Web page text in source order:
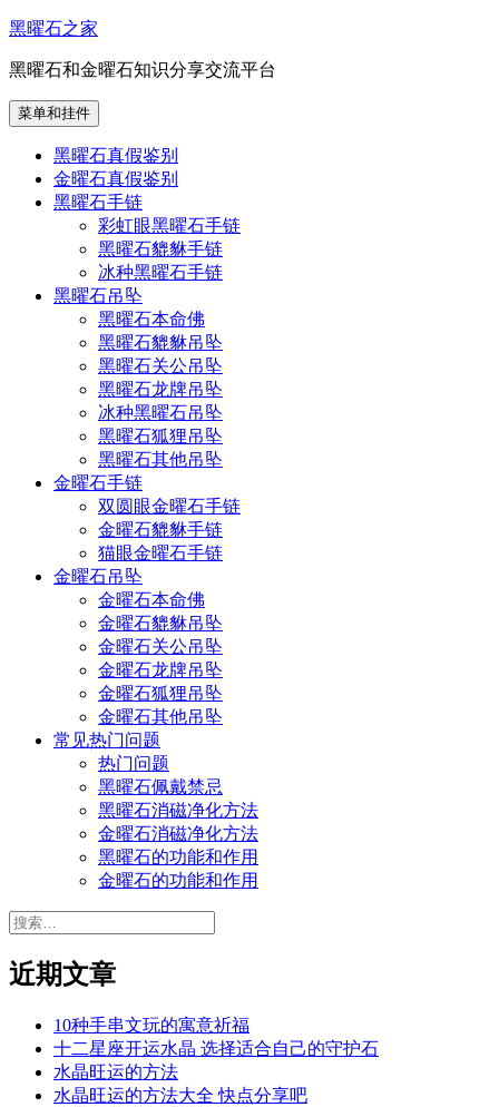
跳
内
容
黑曜石之家
黑曜石和金曜石知识分享交流平台
菜单和挂件
黑曜石真假鉴别
金曜石真假鉴别
黑曜石手链
彩虹眼黑曜石手链
黑曜石貔貅手链
冰种黑曜石手链
黑曜石吊坠
黑曜石本命佛
黑曜石貔貅吊坠
黑曜石关公吊坠
黑曜石龙牌吊坠
冰种黑曜石吊坠
黑曜石狐狸吊坠
黑曜石其他吊坠
金曜石手链
双圆眼金曜石手链
金曜石貔貅手链
猫眼金曜石手链
金曜石吊坠
金曜石本命佛
金曜石貔貅吊坠
金曜石关公吊坠
金曜石龙牌吊坠
金曜石狐狸吊坠
金曜石其他吊坠
常见热门问题
热门问题
黑曜石佩戴禁忌
黑曜石消磁净化方法
金曜石消磁净化方法
黑曜石的功能和作用
金曜石的功能和作用
搜
近期文章
10种手串文玩的寓意祈福
十二星座开运水晶 选择适合自己的守护石
水晶旺运的方法
水晶旺运的方法大全 快点分享吧